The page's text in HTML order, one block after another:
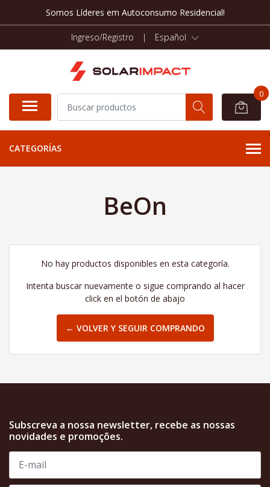
Somos Líderes em Autoconsumo Residencial!
Ingreso/Registro | Español
0
CATEGORÍAS
BeOn
No hay productos disponibles en esta categoría.
Intenta buscar nuevamente o sigue comprando al hacer
click en el botón de abajo
← VOLVER Y SEGUIR COMPRANDO
Subscreva a nossa newsletter, recebe as nossas
novidades e promoções.